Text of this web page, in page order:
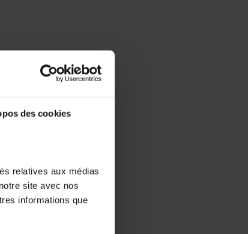
des cookies
relatives aux médias
site avec nos
informations que